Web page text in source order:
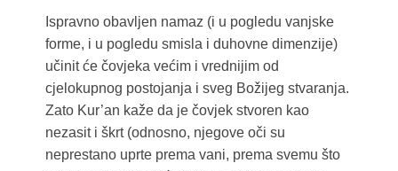
Ispravno obavljen namaz (i u pogledu vanjske
forme, i u pogledu smisla i duhovne dimenzije)
učinit će čovjeka većim i vrednijim od
cjelokupnog postojanja i sveg Božijeg stvaranja.
Zato Kur’an kaže da je čovjek stvoren kao
nezasit i škrt (odnosno, njegove oči su
neprestano uprte prema vani, prema svemu što